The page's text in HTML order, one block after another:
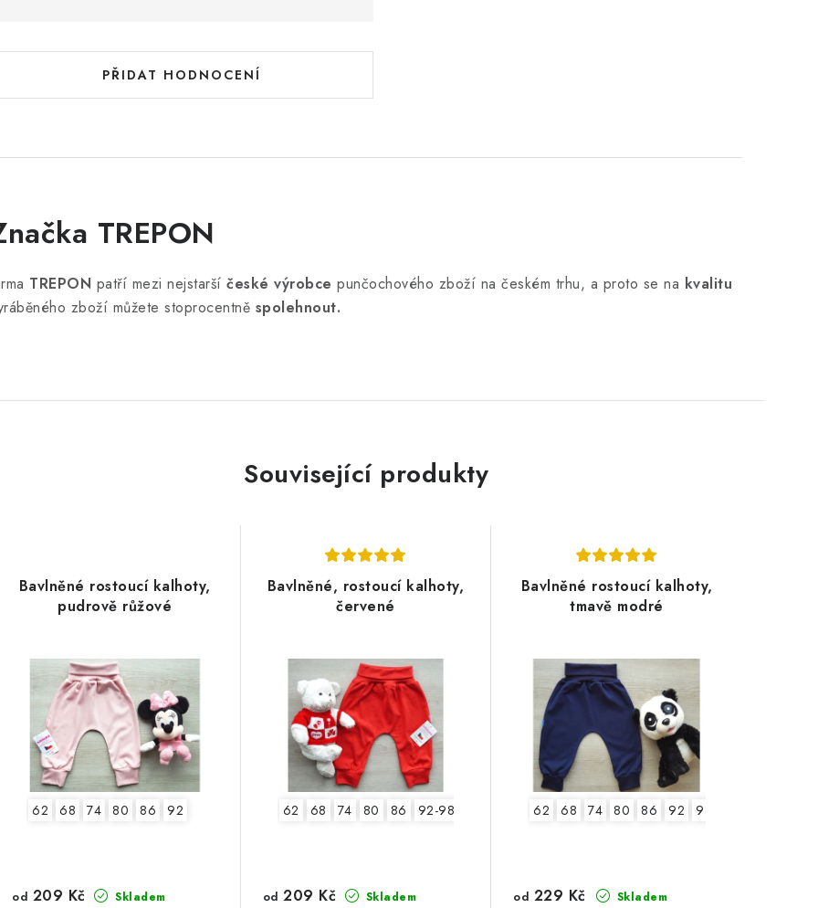
PŘIDAT HODNOCENÍ
TREPON
TREPON patří mezi nejstarší české výrobce punčochového zboží na českém trhu, a proto se na kvalitu
zboží můžete stoprocentně spolehnout.
Související produkty
Bavlněné rostoucí kalhoty,
pudrově růžové
62 68 74 80 86 92
Skladem
od 209 Kč
Bavlněné, rostoucí kalhoty,
červené
62 68 74 80 86 92-98
Skladem
od 209 Kč
Bavlněné rostoucí kalhoty,
tmavě modré
62 68 74 80 86 92 98
Skladem
od 229 Kč